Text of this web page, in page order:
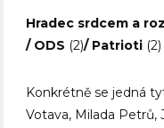
Hradec srdcem a
/ ODS (2)/ Patrioti (2)
Konkrétně se jedná
Votava, Milada Petrů,